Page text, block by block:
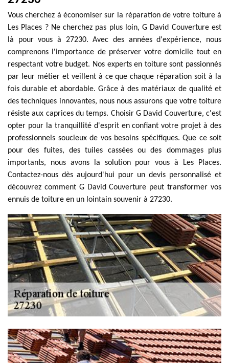
Vous cherchez à économiser sur la réparation de votre toiture à
Les Places ? Ne cherchez pas plus loin, G David Couverture est
là pour vous à 27230. Avec des années d'expérience, nous
comprenons l'importance de préserver votre domicile tout en
respectant votre budget. Nos experts en toiture sont passionnés
par leur métier et veillent à ce que chaque réparation soit à la
fois durable et abordable. Grâce à des matériaux de qualité et
des techniques innovantes, nous nous assurons que votre toiture
résiste aux caprices du temps. Choisir G David Couverture, c'est
opter pour la tranquillité d'esprit en confiant votre projet à des
professionnels soucieux de vos besoins spécifiques. Que ce soit
pour des fuites, des tuiles cassées ou des dommages plus
importants, nous avons la solution pour vous à Les Places.
Contactez-nous dès aujourd'hui pour un devis personnalisé et
découvrez comment G David Couverture peut transformer vos
ennuis de toiture en un lointain souvenir à 27230.